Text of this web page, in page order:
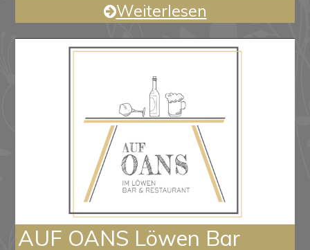
Weiterlesen
AUF OANS Löwen Bar